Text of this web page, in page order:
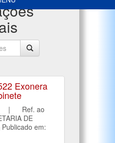
Exonera
| Ref. ao
DE
Publicado em: